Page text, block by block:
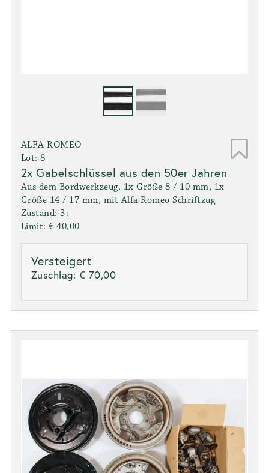
ALFA ROMEO
Lot: 8
2x Gabelschlüssel aus den 50er Jahren
Aus dem Bordwerkzeug, 1x Größe 8 / 10 mm, 1x
Größe 14 / 17 mm, mit Alfa Romeo Schriftzug
Zustand: 3+
Limit: € 40,00
Versteigert
Zuschlag: € 70,00